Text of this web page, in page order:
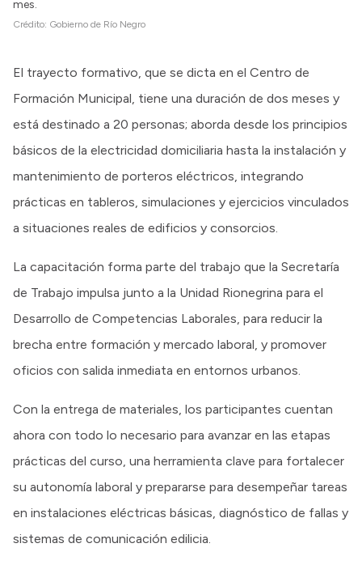
mes.
Crédito: Gobierno de Río Negro
El trayecto formativo, que se dicta en el Centro de
Formación Municipal, tiene una duración de dos meses y
está destinado a 20 personas; aborda desde los principios
básicos de la electricidad domiciliaria hasta la instalación y
mantenimiento de porteros eléctricos, integrando
prácticas en tableros, simulaciones y ejercicios vinculados
a situaciones reales de edificios y consorcios.
La capacitación forma parte del trabajo que la Secretaría
de Trabajo impulsa junto a la Unidad Rionegrina para el
Desarrollo de Competencias Laborales, para reducir la
brecha entre formación y mercado laboral, y promover
oficios con salida inmediata en entornos urbanos.
Con la entrega de materiales, los participantes cuentan
ahora con todo lo necesario para avanzar en las etapas
prácticas del curso, una herramienta clave para fortalecer
su autonomía laboral y prepararse para desempeñar tareas
en instalaciones eléctricas básicas, diagnóstico de fallas y
sistemas de comunicación edilicia.